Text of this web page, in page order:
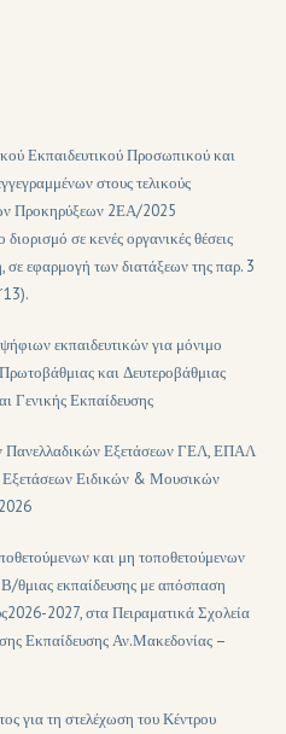
Εκπαιδευτικού Προσωπικού και
στους τελικούς
Προκηρύξεων 2ΕΑ/2025
σε κενές οργανικές θέσεις
εφαρμογή των διατάξεων της παρ. 3
εκπαιδευτικών για μόνιμο
και Δευτεροβάθμιας
Γενικής Εκπαίδευσης
Πανελλαδικών Εξετάσεων ΓΕΛ, ΕΠΑΛ
Ειδικών & Μουσικών
και μη τοποθετούμενων
θμιας εκπαίδευσης με απόσπαση
2027, στα Πειραματικά Σχολεία
Εκπαίδευσης Αν.Μακεδονίας –
για τη στελέχωση του Κέντρου